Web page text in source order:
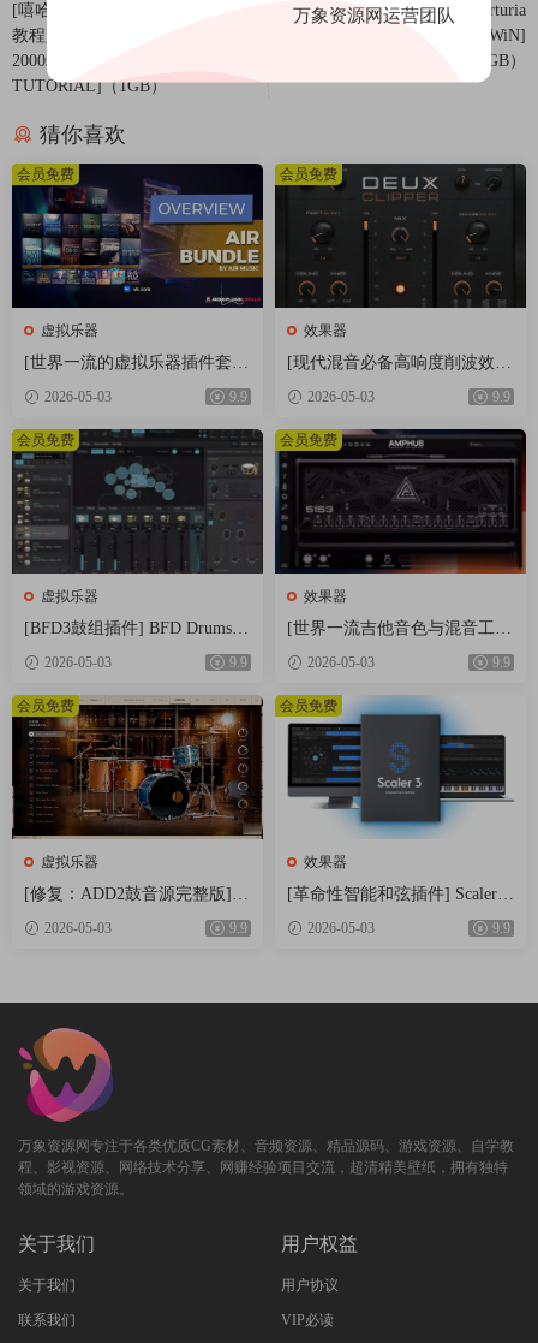
[嘻哈说唱鼓组素材FL预置FL模板
教程]Stepuz TYCOON 50 Cent x
2000s Drum kit [WAV, MiDi,
TUTORiAL]（1GB）
[Arturia旗舰级复音合成器] Arturia
Pigments v6.0.4-josenacha [WiN]
（1.4GB）
猜你喜欢
虚拟乐器
[世界一流的虚拟乐器插件套
装] AIR Music Technology Instr
uments Bundle 2025-R2R [WiN]
（5.92GB）
2026-05-03 9.9
会员免费
效果器
[现代混音必备高响度削波效果
插件] Audioloom Maciel Audio
Deux Clipper v1.0.0 [WiN, Mac
OSX]（34.5MB+145MB)
2026-05-03 9.9
会员免费
虚拟乐器
[BFD3鼓组插件] BFD Drums B
FD3 v3.5.0.49-R2R [WiN]（60.
2026-05-03 9.9
会员免费
效果器
[世界一流吉他音色与混音工具
全套合集] STL Tones Bundle v
2026.04 [WiN, MacOSX]（1.48
GB+3.34GB）
2026-05-03 9.9
会员免费
虚拟乐器
[修复：ADD2鼓音源完整版] X
LN Audio Addictive Drums 2 C
omplete v2.9.0.4 FIXED ONLY-
2026-05-03 9.9
会员免费
效果器
[革命性智能和弦插件] Scaler
Music Scaler 3 v3.2.2 Regged-H
CiSO [MacOSX]（1.45GB）
2026-05-03 9.9
会员免费
万象资源网专注于各类优质CG素材、音频资源、精品源码、游戏资源、自学教
程、影视资源、网络技术分享、网赚经验项目交流，超清精美壁纸，拥有独特
领域的游戏资源。
关于我们
关于我们
联系我们
用户权益
用户协议
VIP必读
万象资源网运营团队